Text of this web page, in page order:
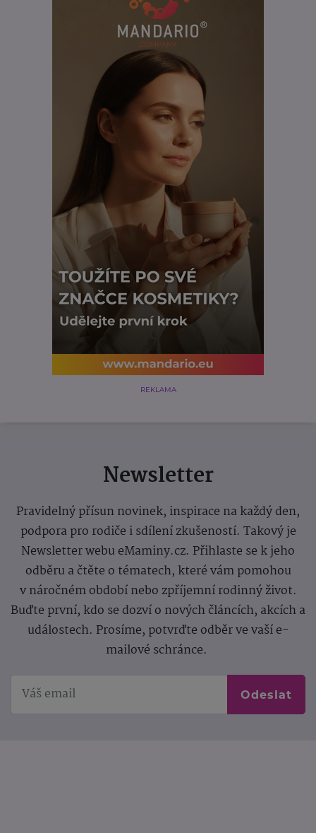
REKLAMA
Newsletter
Pravidelný přísun novinek, inspirace na každý den,
podpora pro rodiče i sdílení zkušeností. Takový je
Newsletter webu eMaminy.cz. Přihlaste se k jeho
odběru a čtěte o tématech, které vám pomohou
v náročném období nebo zpříjemní rodinný život.
Buďte první, kdo se dozví o nových článcích, akcích a
událostech. Prosíme, potvrďte odběr ve vaší e-
mailové schránce.
Odeslat